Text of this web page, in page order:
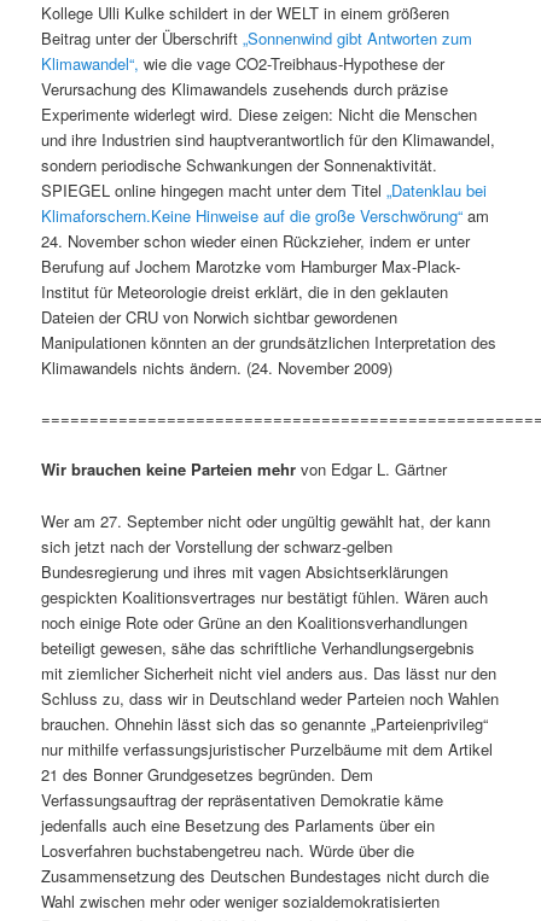
Kollege Ulli Kulke schildert in der WELT in einem größeren
Beitrag unter der Überschrift„Sonnenwind gibt Antworten zum
Klimawandel“, wie die vage CO2-Treibhaus-Hypothese der
Verursachung des Klimawandels zusehends durch präzise
Experimente widerlegt wird. Diese zeigen: Nicht die Menschen
und ihre Industrien sind hauptverantwortlich für den Klimawandel,
sondern periodische Schwankungen der Sonnenaktivität.
SPIEGEL online hingegen macht unter dem Titel„Datenklau bei
Klimaforschern.Keine Hinweise auf die große Verschwörung“ am
24. November schon wieder einen Rückzieher, indem er unter
Berufung auf Jochem Marotzke vom Hamburger Max-Plack-
Institut für Meteorologie dreist erklärt, die in den geklauten
Dateien der CRU von Norwich sichtbar gewordenen
Manipulationen könnten an der grundsätzlichen Interpretation des
Klimawandels nichts ändern. (24. November 2009)
Wir brauchen keine Parteien mehrvon Edgar L. Gärtner
Wer am 27. September nicht oder ungültig gewählt hat, der kann
sich jetzt nach der Vorstellung der schwarz-gelben
Bundesregierung und ihres mit vagen Absichtserklärungen
gespickten Koalitionsvertrages nur bestätigt fühlen. Wären auch
noch einige Rote oder Grüne an den Koalitionsverhandlungen
beteiligt gewesen, sähe das schriftliche Verhandlungsergebnis
mit ziemlicher Sicherheit nicht viel anders aus. Das lässt nur den
Schluss zu, dass wir in Deutschland weder Parteien noch Wahlen
brauchen. Ohnehin lässt sich das so genannte „Parteienprivileg“
nur mithilfe verfassungsjuristischer Purzelbäume mit dem Artikel
21 des Bonner Grundgesetzes begründen. Dem
Verfassungsauftrag der repräsentativen Demokratie käme
jedenfalls auch eine Besetzung des Parlaments über ein
Losverfahren buchstabengetreu nach. Würde über die
Zusammensetzung des Deutschen Bundestages nicht durch die
Wahl zwischen mehr oder weniger sozialdemokratisierten